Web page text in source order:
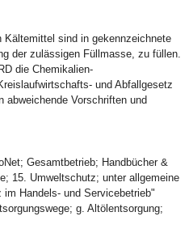
Kältemittel sind in gekennzeichnete
der zulässigen Füllmasse, zu füllen.
die Chemikalien-
und Abfallgesetz
abweichende Vorschriften und
Gesamtbetrieb; Handbücher &
15. Umweltschutz; unter allgemeine
Handels- und Servicebetrieb"
g. Altölentsorgung;